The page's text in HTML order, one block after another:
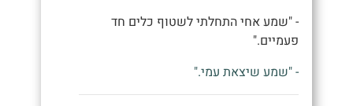
- "שמע אחי התחלתי לשטוף כלים חד
פעמיים."
- "שמע שיצאת עמי."